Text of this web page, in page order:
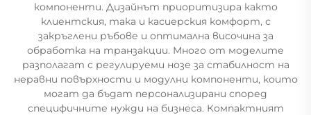
компоненти. Дизайнът приоритизира както
клиентския, така и касиерския комфорт, с
закръглени ръбове и оптимална височина за
обработка на транзакции. Много от моделите
разполагат с регулируеми нозе за стабилност на
неравни повърхности и модулни компоненти, които
могат да бъдат персонализирани според
специфичните нужди на бизнеса. Компактният